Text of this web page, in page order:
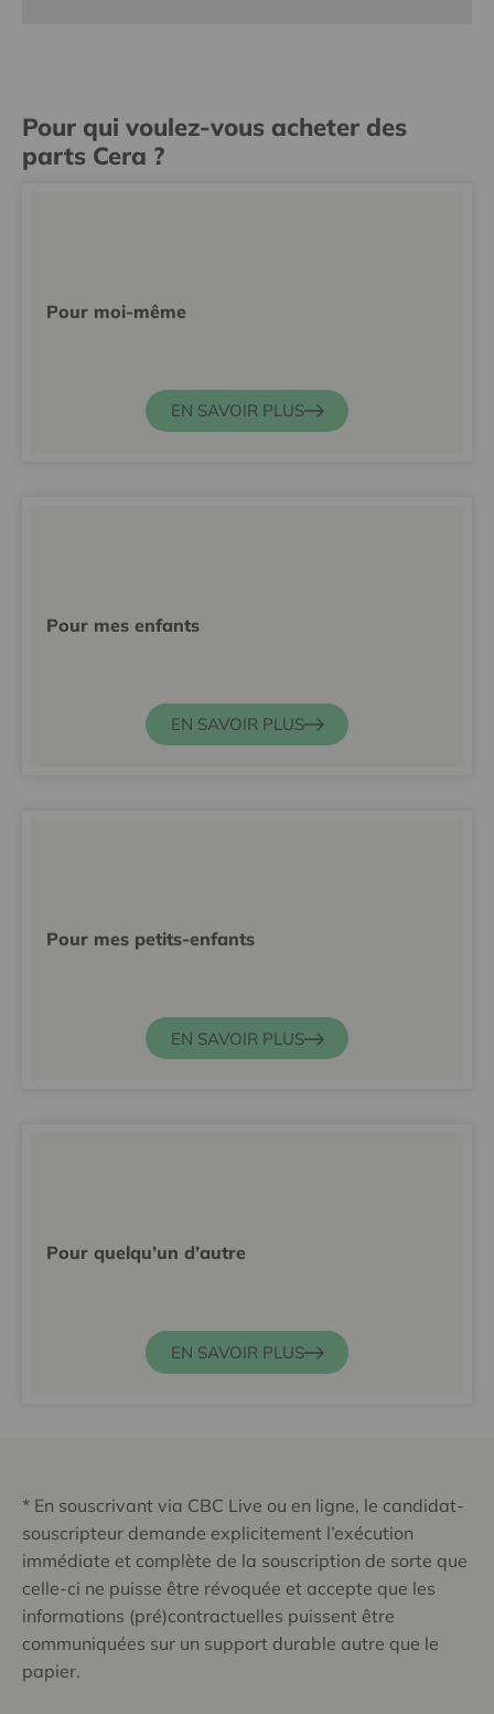
Pour qui voulez-vous acheter des
parts Cera ?
Pour moi-même
EN SAVOIR PLUS
Pour mes enfants
EN SAVOIR PLUS
Pour mes petits-enfants
EN SAVOIR PLUS
Pour quelqu’un d’autre
EN SAVOIR PLUS
* En souscrivant via CBC Live ou en ligne, le candidat-
souscripteur demande explicitement l’exécution
immédiate et complète de la souscription de sorte que
celle-ci ne puisse être révoquée et accepte que les
informations (pré)contractuelles puissent être
communiquées sur un support durable autre que le
papier.